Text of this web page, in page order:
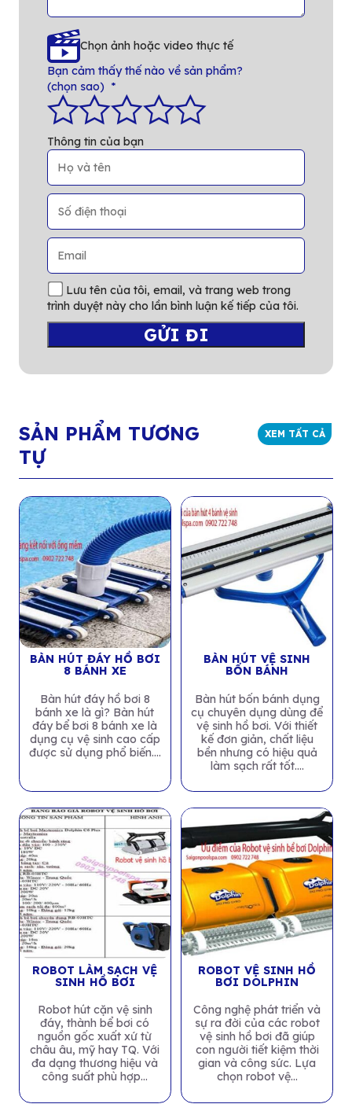
Chọn ảnh hoặc video thực tế
Bạn cảm thấy thế nào về sản phẩm?
(chọn sao) *
Thông tin của bạn
Lưu tên của tôi, email, và trang web trong
trình duyệt này cho lần bình luận kế tiếp của tôi.
SẢN PHẨM TƯƠNG
TỰ
XEM TẤT CẢ
BÀN HÚT ĐÁY HỒ BƠI
8 BÁNH XE
Bàn hút đáy hồ bơi 8
bánh xe là gì? Bàn hút
đáy bể bơi 8 bánh xe là
dụng cụ vệ sinh cao cấp
được sử dụng phổ biến....
BÀN HÚT VỆ SINH
BỐN BÁNH
Bàn hút bốn bánh dụng
cụ chuyên dụng dùng để
vệ sinh hồ bơi. Với thiết
kế đơn giản, chất liệu
bền nhưng có hiệu quả
làm sạch rất tốt....
ROBOT LÀM SẠCH VỆ
SINH HỒ BƠI
Robot hút cặn vệ sinh
đáy, thành bể bơi có
nguồn gốc xuất xứ từ
châu âu, mỹ hay TQ. Với
đa dạng thương hiệu và
công suất phù hợp...
ROBOT VỆ SINH HỒ
BƠI DOLPHIN
Công nghệ phát triển và
sự ra đời của các robot
vệ sinh hồ bơi đã giúp
con người tiết kiệm thời
gian và công sức. Lựa
chọn robot vệ...